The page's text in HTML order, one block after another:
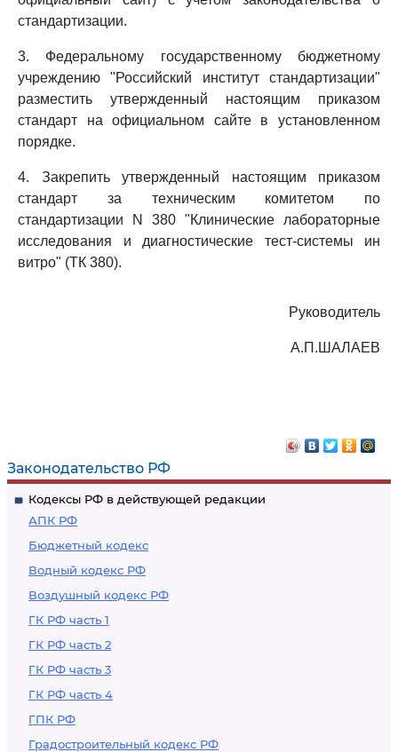
Законодательство РФ
Кодексы РФ в действующей редакции
АПК РФ
Бюджетный кодекс
Водный кодекс РФ
Воздушный кодекс РФ
ГК РФ часть 1
ГК РФ часть 2
ГК РФ часть 3
ГК РФ часть 4
ГПК РФ
Градостроительный кодекс РФ
стандартизации.
3. Федеральному государственному бюджетному
учреждению "Российский институт стандартизации"
разместить утвержденный настоящим приказом
стандарт на официальном сайте в установленном
порядке.
4. Закрепить утвержденный настоящим приказом
стандарт за техническим комитетом по
стандартизации N 380 "Клинические лабораторные
исследования и диагностические тест-системы ин
витро" (ТК 380).
Руководитель
А.П.ШАЛАЕВ